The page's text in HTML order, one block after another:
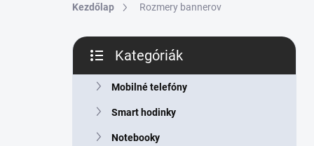
Kezdőlap Rozmery bannerov
O
d
átugrása
Kategóriák
Mobilné telefóny
Smart hodinky
Notebooky